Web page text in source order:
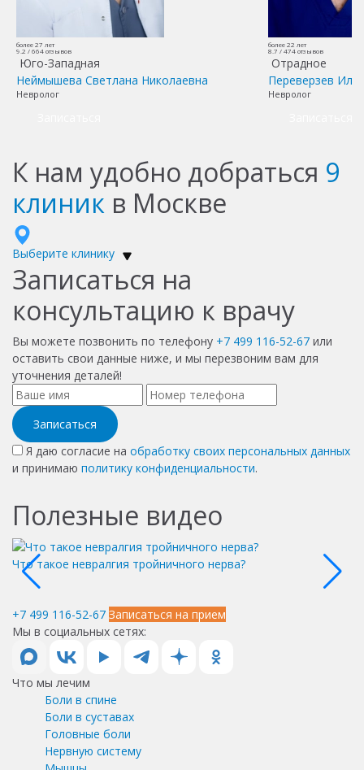
более 27 лет
9.2 /664отзывов
Юго-Западная
Неймышева Светлана Николаевна
Невролог
более 22 лет
8.7 /474отзывов
Отрадное
Переверзев
Невролог
К нам удобно добраться 9
клиник в Москве
Выберите клинику
Записаться на
консультацию к врачу
Вы можете позвонить по телефону +7 499 116-52-67 или
оставить свои данные ниже, и мы перезвоним вам для
уточнения деталей!
Записаться
Я даю согласие на обработку своих персональных данных
и принимаю политику конфиденциальности.
Полезные видео
Что такое невралгия тройничного нерва?
+7 499 116-52-67 Записаться на прием
Мы в социальных сетях:
Что мы лечим
Боли в спине
Боли в суставах
Головные боли
Нервную систему